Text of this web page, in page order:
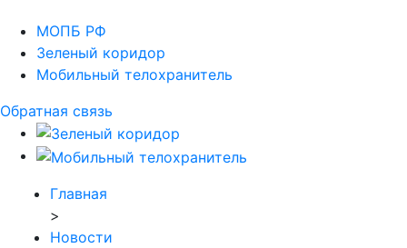
МОПБ РФ
Зеленый коридор
Мобильный телохранитель
Обратная связь
Главная
>
Новости